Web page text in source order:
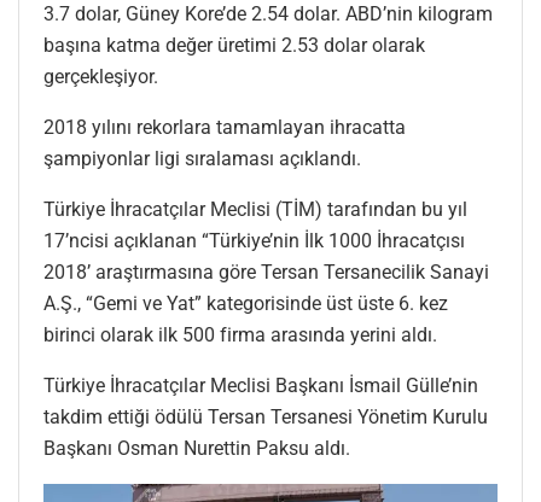
3.7 dolar, Güney Kore’de 2.54 dolar. ABD’nin kilogram
başına katma değer üretimi 2.53 dolar olarak
gerçekleşiyor.
2018 yılını rekorlara tamamlayan ihracatta
şampiyonlar ligi sıralaması açıklandı.
Türkiye İhracatçılar Meclisi (TİM) tarafından bu yıl
17’ncisi açıklanan “Türkiye’nin İlk 1000 İhracatçısı
2018’ araştırmasına göre Tersan Tersanecilik Sanayi
A.Ş., “Gemi ve Yat” kategorisinde üst üste 6. kez
birinci olarak ilk 500 firma arasında yerini aldı.
Türkiye İhracatçılar Meclisi Başkanı İsmail Gülle’nin
takdim ettiği ödülü Tersan Tersanesi Yönetim Kurulu
Başkanı Osman Nurettin Paksu aldı.